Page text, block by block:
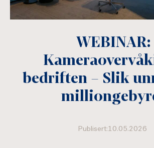
WEBINAR:
bedriften – Slik
Publisert:10.05.2026